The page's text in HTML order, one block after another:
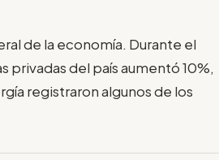
de la economía. Durante el
del país aumentó 10%,
registraron algunos de los